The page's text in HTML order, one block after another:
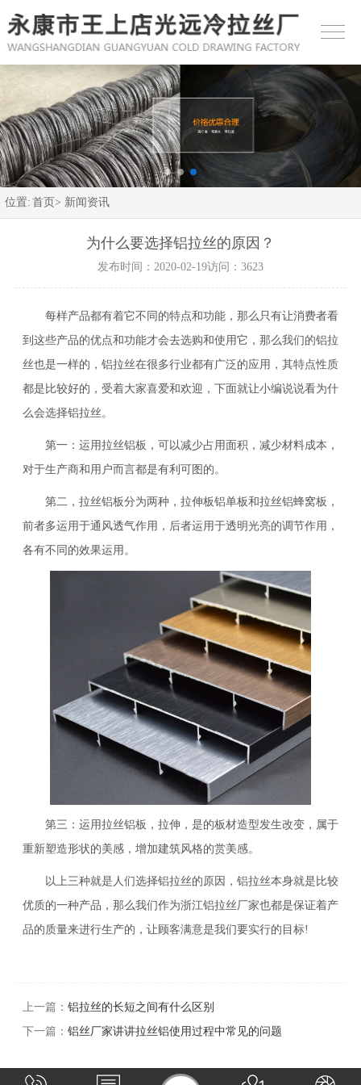
位置: 首页> 新闻资讯
为什么要选择铝拉丝的原因？
发布时间：2020-02-19访问：3623
每样产品都有着它不同的特点和功能，那么只有让消费者看
到这些产品的优点和功能才会去选购和使用它，那么我们的铝拉
丝也是一样的，铝拉丝在很多行业都有广泛的应用，其特点性质
都是比较好的，受着大家喜爱和欢迎，下面就让小编说说看为什
么会选择铝拉丝。
第一：运用拉丝铝板，可以减少占用面积，减少材料成本，
对于生产商和用户而言都是有利可图的。
第二，拉丝铝板分为两种，拉伸板铝单板和拉丝铝蜂窝板，
前者多运用于通风透气作用，后者运用于透明光亮的调节作用，
各有不同的效果运用。
第三：运用拉丝铝板，拉伸，是的板材造型发生改变，属于
重新塑造形状的美感，增加建筑风格的赏美感。
以上三种就是人们选择铝拉丝的原因，铝拉丝本身就是比较
优质的一种产品，那么我们作为浙江铝拉丝厂家也都是保证着产
品的质量来进行生产的，让顾客满意是我们要实行的目标!
上一篇： 铝拉丝的长短之间有什么区别
下一篇： 铝丝厂家讲讲拉丝铝使用过程中常见的问题